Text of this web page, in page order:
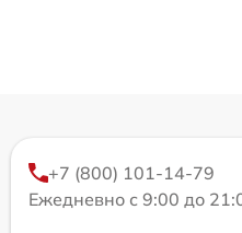
+7 (800) 101-14-79
Ежедневно с 9:00 до